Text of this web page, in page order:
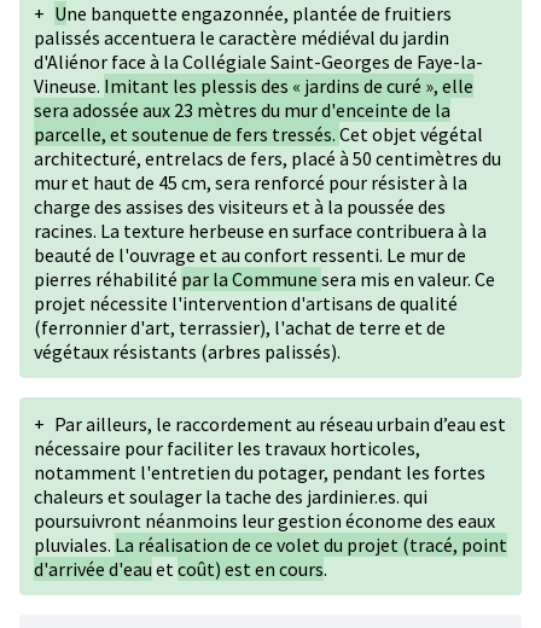
+ Une banquette engazonnée, plantée de fruitiers
palissés accentuera le caractère médiéval du jardin
d'Aliénor face à la Collégiale Saint-Georges de Faye-la-
Vineuse. Imitant les plessis des « jardins de curé », elle
sera adossée aux 23 mètres du mur d'enceinte de la
parcelle, et soutenue de fers tressés. Cet objet végétal
architecturé, entrelacs de fers, placé à 50 centimètres du
mur et haut de 45 cm, sera renforcé pour résister à la
charge des assises des visiteurs et à la poussée des
racines. La texture herbeuse en surface contribuera à la
beauté de l'ouvrage et au confort ressenti. Le mur de
pierres réhabilité par la Commune sera mis en valeur. Ce
projet nécessite l'intervention d'artisans de qualité
(ferronnier d'art, terrassier), l'achat de terre et de
végétaux résistants (arbres palissés).
+ Par ailleurs, le raccordement au réseau urbain d’eau est
nécessaire pour faciliter les travaux horticoles,
notamment l'entretien du potager, pendant les fortes
chaleurs et soulager la tache des jardinier.es. qui
poursuivront néanmoins leur gestion économe des eaux
pluviales. La réalisation de ce volet du projet (tracé, point
d'arrivée d'eau etcoût) est en cours.